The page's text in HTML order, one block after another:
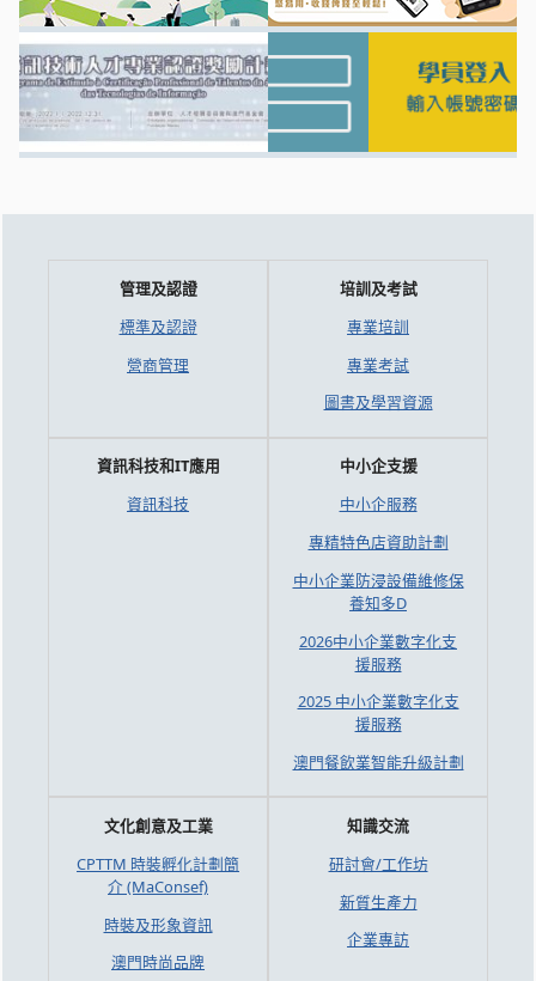
管理及認證
標準及認證
營商管理
培訓及考試
專業培訓
專業考試
圖書及學習資源
資訊科技和IT應用
資訊科技
中小企支援
中小企服務
專精特色店資助計劃
中小企業防浸設備維修保
養知多D
2026中小企業數字化支
援服務
2025 中小企業數字化支
援服務
澳門餐飲業智能升級計劃
文化創意及工業
CPTTM 時裝孵化計劃簡
介 (MaConsef)
時裝及形象資訊
澳門時尚品牌
知識交流
研討會/工作坊
新質生產力
企業專訪